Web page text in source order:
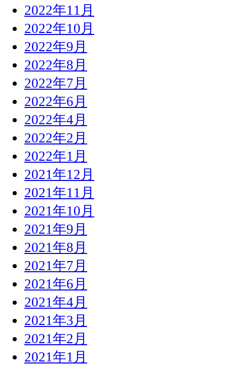
2022年11月
2022年10月
2022年9月
2022年8月
2022年7月
2022年6月
2022年4月
2022年2月
2022年1月
2021年12月
2021年11月
2021年10月
2021年9月
2021年8月
2021年7月
2021年6月
2021年4月
2021年3月
2021年2月
2021年1月